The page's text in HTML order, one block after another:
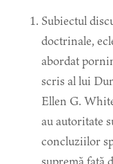
Subiectul
doctrinale,
abordat
scris al lui
Ellen G.
au autoritate
concluziilor